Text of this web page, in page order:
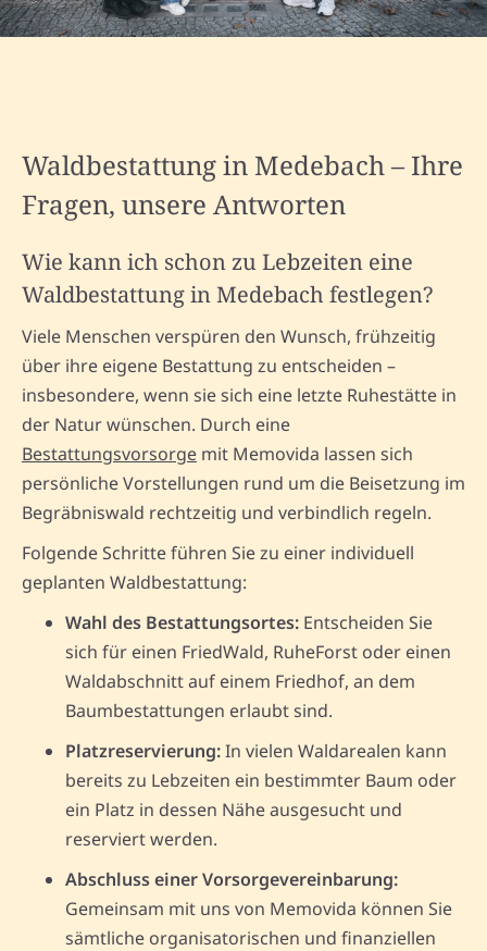
Waldbestattung in Medebach – Ihre
Fragen, unsere Antworten
Wie kann ich schon zu Lebzeiten eine
Waldbestattung in Medebach festlegen?
Viele Menschen verspüren den Wunsch, frühzeitig
über ihre eigene Bestattung zu entscheiden –
insbesondere, wenn sie sich eine letzte Ruhestätte in
der Natur wünschen. Durch eine
Bestattungsvorsorge mit Memovida lassen sich
persönliche Vorstellungen rund um die Beisetzung im
Begräbniswald rechtzeitig und verbindlich regeln.
Folgende Schritte führen Sie zu einer individuell
geplanten Waldbestattung:
Wahl des Bestattungsortes: Entscheiden Sie
sich für einen FriedWald, RuheForst oder einen
Waldabschnitt auf einem Friedhof, an dem
Baumbestattungen erlaubt sind.
Platzreservierung:In vielen Waldarealen kann
bereits zu Lebzeiten ein bestimmter Baum oder
ein Platz in dessen Nähe ausgesucht und
reserviert werden.
Abschluss einer Vorsorgevereinbarung:
Gemeinsam mit uns von Memovida können Sie
sämtliche organisatorischen und finanziellen